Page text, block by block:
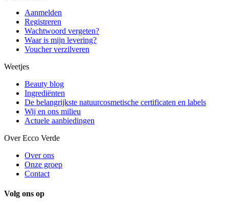
Aanmelden
Registreren
Wachtwoord vergeten?
Waar is mijn levering?
Voucher verzilveren
Weetjes
Beauty blog
Ingrediënten
De belangrijkste natuurcosmetische certificaten en labels
Wij en ons milieu
Actuele aanbiedingen
Over Ecco Verde
Over ons
Onze groep
Contact
Volg ons op